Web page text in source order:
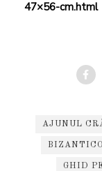
47×56-cm.html
AJUNUL
GHID